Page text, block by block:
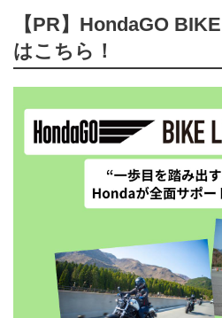
【PR】HondaGO
はこちら！